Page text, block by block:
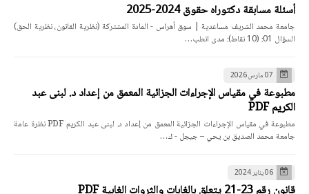
أسئلة مسابقة دكتوراه حقوق 2024-2025
جامعة محمد الشريف مساعدية | سوق أهراس - المادة المشتركة (نظرية القانون، نظرية الحق)
السؤال 01: (10 نقاط): مدى انطب…
07 مارس 2026
مطبوعة في مقياس الإجراءات الجزائية المعمق من إعداد د. لبنى عبد
الكريم PDF
مطبوعة في مقياس الإجراءات الجزائية المعمق من إعداد د. لبنى عبد الكريم PDF نظرة عامة
جامعة محمد الصديق بن يحي – جيجل - ك…
06 يناير 2024